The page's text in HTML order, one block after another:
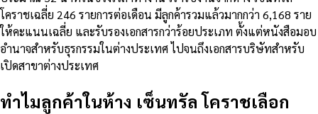
โคราชเฉลี่ย 246 รายการต่อเดือน มีลูกค้ารวมแล้วมากกว่า 6,168 ราย
ให้คะแนนเฉลี่ย และรับรองเอกสารกว่าร้อยประเภท ตั้งแต่หนังสือมอบ
อำนาจสำหรับธุรกรรมในต่างประเทศ ไปจนถึงเอกสารบริษัทสำหรับ
เปิดสาขาต่างประเทศ
ทำไมลูกค้าในห้าง เซ็นทรัล โคราชเลือก